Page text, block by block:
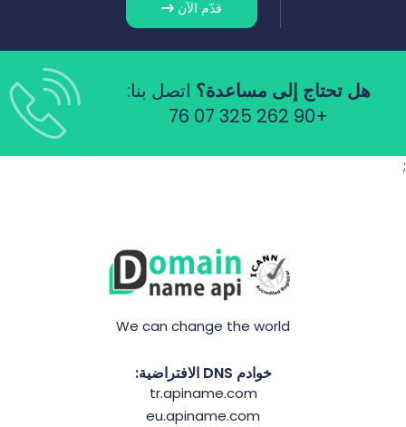
قدّم الآن
هل تحتاج إلى مساعدة؟ اتصل بنا:
+90 262 325 07 76
;
We can change the world
خوادم DNS الافتراضية:
tr.apiname.com
eu.apiname.com